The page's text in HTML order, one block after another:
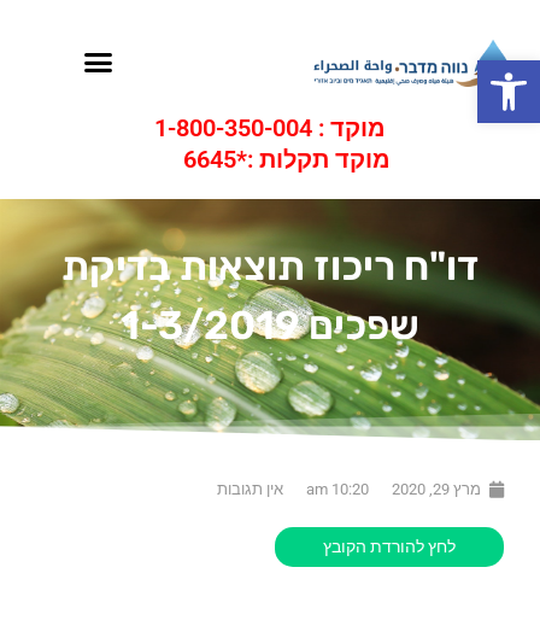
פתח סרגל נגישות תפריט
מוקד : 1-800-350-004
מוקד תקלות :*6645
דו"ח ריכוז תוצאות בדיקת
שפכים 1-3/2019
מרץ 29, 2020 10:20 am אין תגובות
לחץ להורדת הקובץ